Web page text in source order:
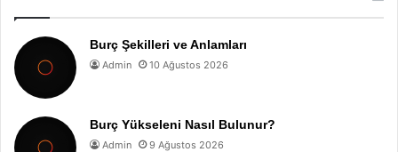
Burç Şekilleri ve Anlamları
Admin 10 Ağustos 2026
Burç Yükseleni Nasıl Bulunur?
Admin 9 Ağustos 2026